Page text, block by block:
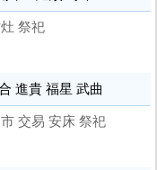
祭祀
貴 福星 武曲
交易 安床 祭祀